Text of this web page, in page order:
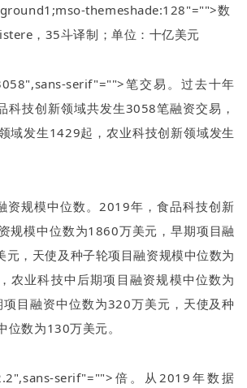
themeshade:128"="">数
， 35斗译制；单位：十亿美元
",sans-serif"="">笔交易。过去十年
科技创新领域共发生3058笔融资交易，
域发生1429起，农业科技创新领域发生
资规模中位数。2019年，食品科技创新
规模中位数为1860万美元，早期项目融
元，天使及种子轮项目融资规模中位数为
农业科技中后期项目融资规模中位数为
目融资中位数为320万美元，天使及种
位数为130万美元。
",sans-serif"="">倍。从2019 年数据